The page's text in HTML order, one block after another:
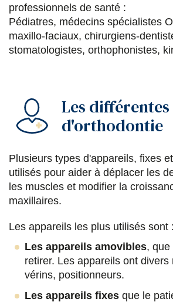
u
r
F
e
b
o
o
k
u
r
T
t
t
e
r
u
r
L
k
e
d
i
n
r
E
i
l
professionnels de santé :
Pédiatres, médecins spécialistes
maxillo-faciaux, chirurgiens-
stomatologistes, orthophonistes,
Les
d'orthodontie
Plusieurs types d'appareils, fixes
utilisés pour aider à déplacer les
les muscles et modifier la
maxillaires.
Les appareils les plus utilisés sont :
Les appareils amovibles, que
retirer. Les appareils ont divers
vérins, positionneurs.
Les appareils fixes que le